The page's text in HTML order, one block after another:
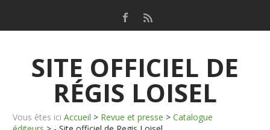
SITE OFFICIEL DE
RÉGIS LOISEL
Vous êtes ici Accueil > Revue et presse > Catalogue